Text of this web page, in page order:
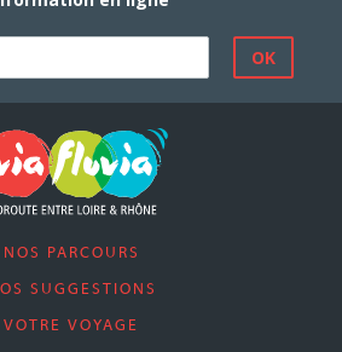
NOS PARCOURS
SUGGESTIONS
VOTRE VOYAGE